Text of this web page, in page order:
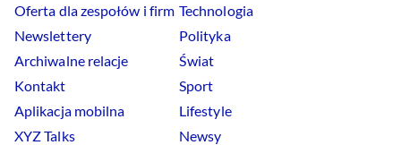
Oferta dla zespołów i firm
Newslettery
Archiwalne relacje
Kontakt
Aplikacja mobilna
XYZ Talks
Technologia
Polityka
Świat
Sport
Lifestyle
Newsy